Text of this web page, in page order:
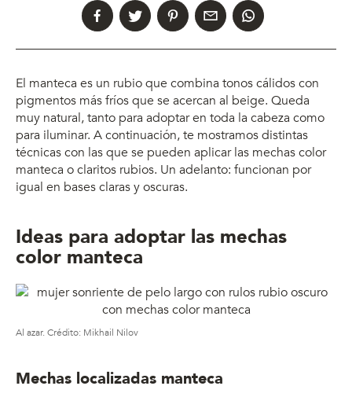
El manteca es un rubio que combina tonos cálidos con
pigmentos más fríos que se acercan al beige. Queda
muy natural, tanto para adoptar en toda la cabeza como
para iluminar. A continuación, te mostramos distintas
técnicas con las que se pueden aplicar las mechas color
manteca o claritos rubios. Un adelanto: funcionan por
igual en bases claras y oscuras.
Ideas para adoptar las mechas
color manteca
Al azar. Crédito: Mikhail Nilov
Mechas localizadas manteca